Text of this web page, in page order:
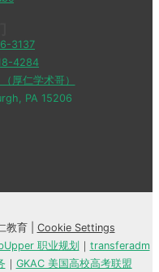
3137
4284
厚仁学术哥）
PA 15206
教育 | Cookie Settings
职业规划 ｜ transferadm
｜ GKAC 美国高校高考联盟